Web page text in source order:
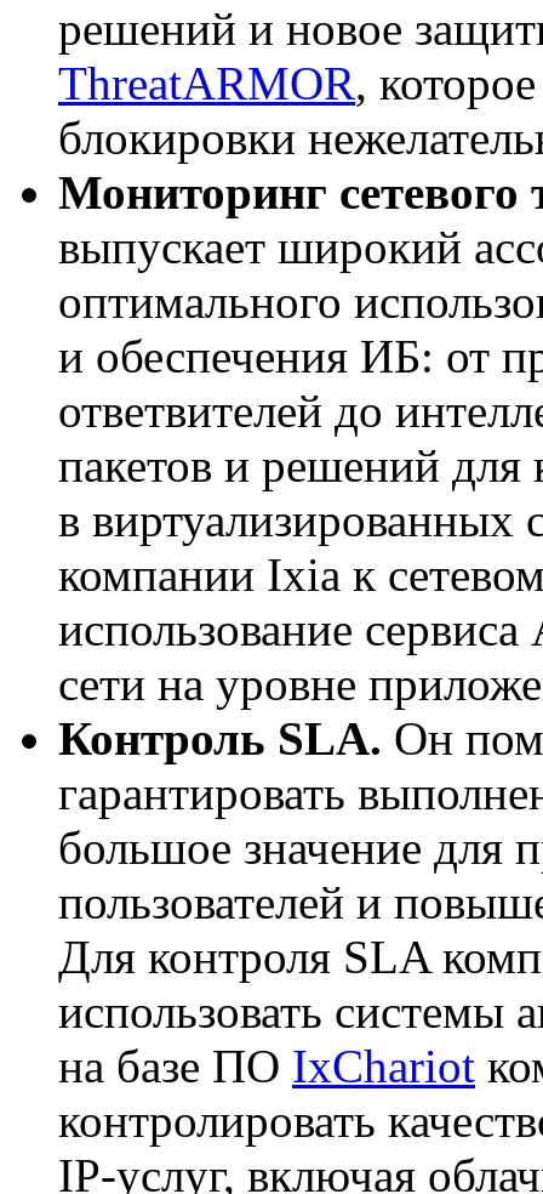
решений и новое
ThreatARMOR,
блокировки
Мониторинг сетевого
выпускает широкий
оптимального
и обеспечения ИБ: от
ответвителей до
пакетов и решений для
в
компании Ixia к
использование
сети на уровне
Контроль SLA. Он
гарантировать
большое значение для
пользователей и
Для контроля SLA
использовать системы
на базе ПО IxChariot
контролировать
IP-услуг, включая